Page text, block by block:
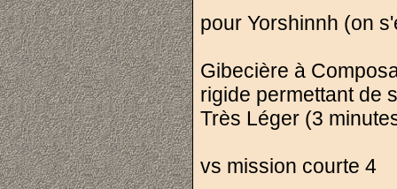
pour Yorshinnh (on
Gibecière à
rigide permettant de
Très Léger (3
vs mission courte 4